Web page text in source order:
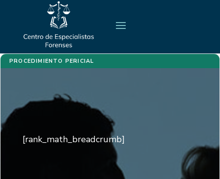
PROCEDIMIENTO PERICIAL
[rank_math_breadcrumb]